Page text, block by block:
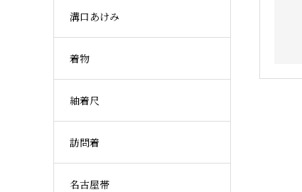
溝口あけみ
着物
紬着尺
訪問着
名古屋帯